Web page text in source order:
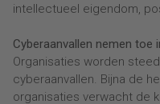
intellectueel eigendom,
Cyberaanvallen nemen toe
Organisaties worden
cyberaanvallen. Bijna de
organisaties verwacht de